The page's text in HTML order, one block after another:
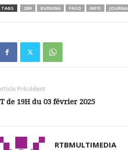
TAGS 20H BURKINA FASO INFO
Précédent
de 19H du 03 février 2025
RTBMULTIMEDIA